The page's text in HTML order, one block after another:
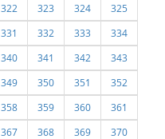
322 323 324
325
331 332 333
334
340 341 342
343
349 350 351
352
358 359 360
361
367 368 369
370